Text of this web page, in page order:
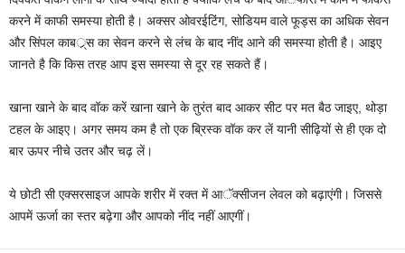
करने में काफी समस्या होती है। अक्सर ओवरईटिंग, सोडियम वाले फूड्स का अधिक सेवन
और सिंपल काबर््स का सेवन करने से लंच के बाद नींद आने की समस्या होती है। आइए
जानते है कि किस तरह आप इस समस्या से दूर रह सकते हैं।
खाना खाने के बाद वॉक करें खाना खाने के तुरंत बाद आकर सीट पर मत बैठ जाइए, थोड़ा
टहल के आइए। अगर समय कम है तो एक ब्रिस्क वॉक कर लें यानी सीढ़ियों से ही एक दो
बार ऊपर नीचे उतर और चढ़ लें।
ये छोटी सी एक्सरसाइज आपके शरीर में रक्त में आॅक्सीजन लेवल को बढ़ाएंगी। जिससे
आपमें ऊर्जा का स्तर बढ़ेगा और आपको नींद नहीं आएगीं।